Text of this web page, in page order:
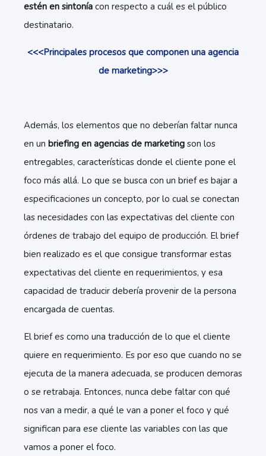
estén en sintonía con respecto a cuál es el público
destinatario.
<<<Principales procesos que componen una agencia
de marketing>>>
Además, los elementos que no deberían faltar nunca
en un briefing en agencias de marketing son los
entregables, características donde el cliente pone el
foco más allá. Lo que se busca con un brief es bajar a
especificaciones un concepto, por lo cual se conectan
las necesidades con las expectativas del cliente con
órdenes de trabajo del equipo de producción. El brief
bien realizado es el que consigue transformar estas
expectativas del cliente en requerimientos, y esa
capacidad de traducir debería provenir de la persona
encargada de cuentas.
El brief es como una traducción de lo que el cliente
quiere en requerimiento. Es por eso que cuando no se
ejecuta de la manera adecuada, se producen demoras
o se retrabaja. Entonces, nunca debe faltar con qué
nos van a medir, a qué le van a poner el foco y qué
significan para ese cliente las variables con las que
vamos a poner el foco.